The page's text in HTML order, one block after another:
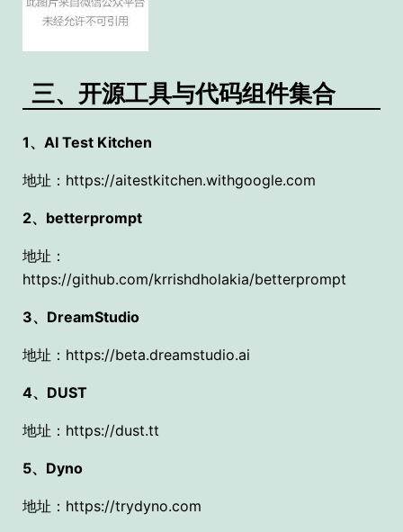
三、开源工具与代码组件集合
1、AI Test Kitchen
地址：https://aitestkitchen.withgoogle.com
2、betterprompt
地址：
https://github.com/krrishdholakia/betterprompt
3、DreamStudio
地址：https://beta.dreamstudio.ai
4、DUST
地址：https://dust.tt
5、Dyno
地址：https://trydyno.com